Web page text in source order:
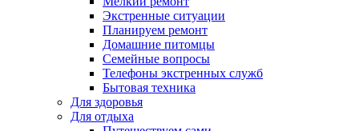
Экстренные ситуации
Планируем ремонт
Домашние питомцы
Семейные вопросы
Телефоны экстренных служб
Бытовая техника
Для здоровья
Для отдыха